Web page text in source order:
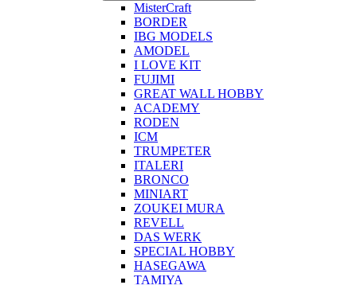
MisterCraft
BORDER
IBG MODELS
AMODEL
I LOVE KIT
FUJIMI
GREAT WALL HOBBY
ACADEMY
RODEN
ICM
TRUMPETER
ITALERI
BRONCO
MINIART
ZOUKEI MURA
REVELL
DAS WERK
SPECIAL HOBBY
HASEGAWA
TAMIYA